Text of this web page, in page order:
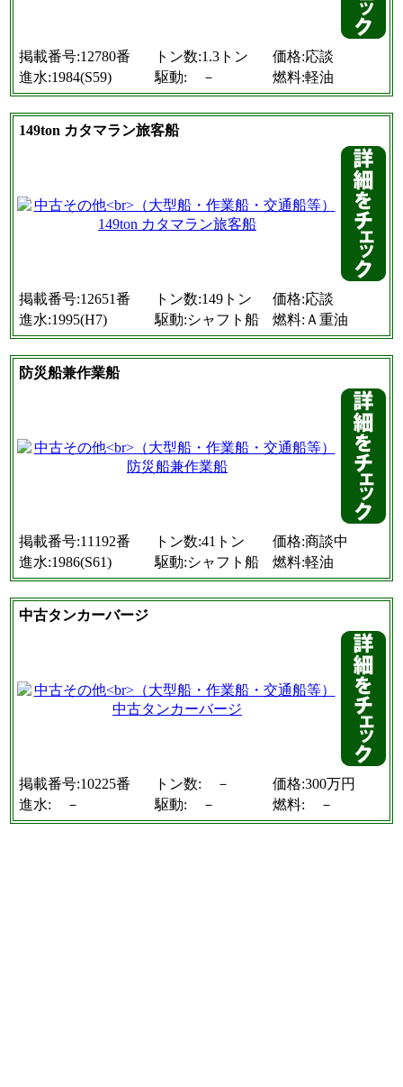
掲載番号:12780番 トン数:1.3トン
価格:応談
進水:1984(S59)
駆動: － 燃料:軽油
149ton カタマラン旅客船
掲載番号:12651番 トン数:149トン
価格:応談
進水:1995(H7)
駆動:シャフト船 燃料:Ａ重油
防災船兼作業船
掲載番号:11192番 トン数:41トン
価格:商談中
進水:1986(S61)
駆動:シャフト船 燃料:軽油
中古タンカーバージ
掲載番号:10225番 トン数: －
価格:300万円
進水: －
駆動: － 燃料: －